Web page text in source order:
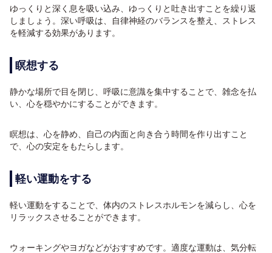
ゆっくりと深く息を吸い込み、ゆっくりと吐き出すことを繰り返
しましょう。深い呼吸は、自律神経のバランスを整え、ストレス
を軽減する効果があります。
瞑想する
静かな場所で目を閉じ、呼吸に意識を集中することで、雑念を払
い、心を穏やかにすることができます。
瞑想は、心を静め、自己の内面と向き合う時間を作り出すこと
で、心の安定をもたらします。
軽い運動をする
軽い運動をすることで、体内のストレスホルモンを減らし、心を
リラックスさせることができます。
ウォーキングやヨガなどがおすすめです。適度な運動は、気分転